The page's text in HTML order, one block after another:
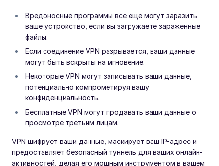
Вредоносные программы все еще могут заразить
ваше устройство, если вы загружаете зараженные
файлы.
Если соединение VPN разрывается, ваши данные
могут быть вскрыты на мгновение.
Некоторые VPN могут записывать ваши данные,
потенциально компрометируя вашу
конфиденциальность.
Бесплатные VPN могут продавать ваши данные о
просмотре третьим лицам.
VPN шифрует ваши данные, маскирует ваш IP-адрес и
предоставляет безопасный туннель для ваших онлайн-
активностей, делая его мощным инструментом в вашем